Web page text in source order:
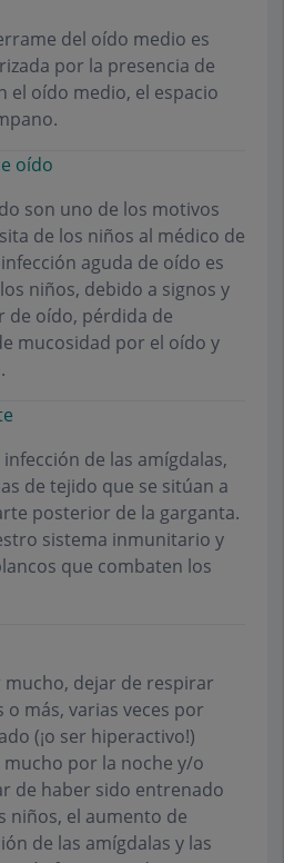
del oído medio es
por la presencia de
el oído medio, el espacio
oído
son uno de los motivos
de los niños al médico de
aguda de oído es
niños, debido a signos y
de oído, pérdida de
mucosidad por el oído y
de las amígdalas,
de tejido que se sitúan a
posterior de la garganta.
sistema inmunitario y
que combaten los
dejar de respirar
más, varias veces por
(¡o ser hiperactivo!)
por la noche y/o
de haber sido entrenado
niños, el aumento de
de las amígdalas y las